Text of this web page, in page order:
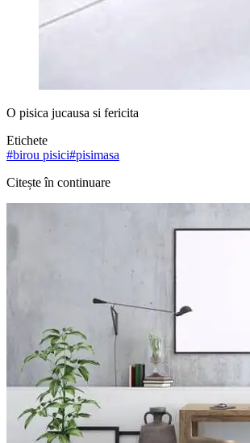
O pisica jucausa si fericita
Etichete
#birou pisici#pisimasa
Citește în continuare